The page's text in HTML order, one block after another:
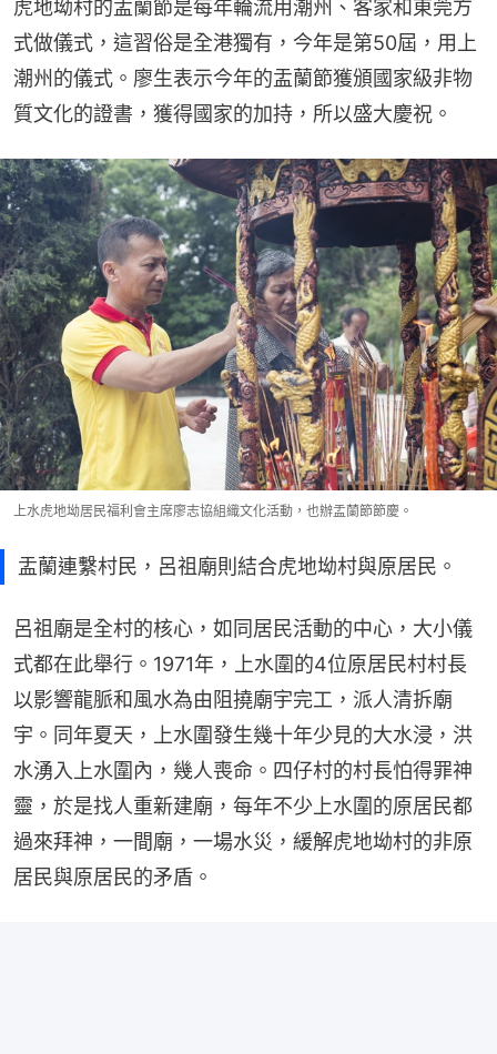
虎地坳村的盂蘭節是每年輪流用潮州、客家和東莞方
式做儀式，這習俗是全港獨有，今年是第50屆，用上
潮州的儀式。廖生表示今年的盂蘭節獲頒國家級非物
質文化的證書，獲得國家的加持，所以盛大慶祝。
上水虎地坳居民福利會主席廖志協組織文化活動，也辦盂蘭節節慶。
盂蘭連繫村民，呂祖廟則結合虎地坳村與原居民。
呂祖廟是全村的核心，如同居民活動的中心，大小儀
式都在此舉行。1971年，上水圍的4位原居民村村長
以影響龍脈和風水為由阻撓廟宇完工，派人清拆廟
宇。同年夏天，上水圍發生幾十年少見的大水浸，洪
水湧入上水圍內，幾人喪命。四仔村的村長怕得罪神
靈，於是找人重新建廟，每年不少上水圍的原居民都
過來拜神，一間廟，一場水災，緩解虎地坳村的非原
居民與原居民的矛盾。